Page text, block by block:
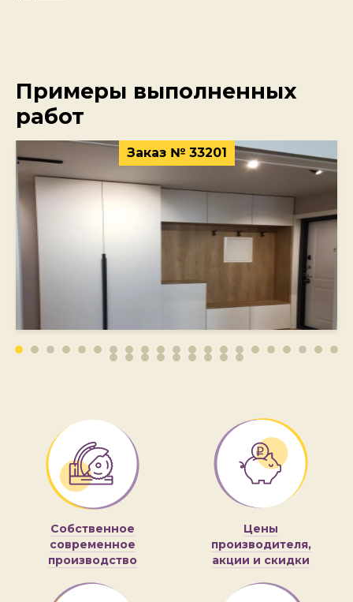
Примеры выполненных
работ
Заказ № 33201
Собственное
современное
производство
Цены
производителя,
акции и скидки